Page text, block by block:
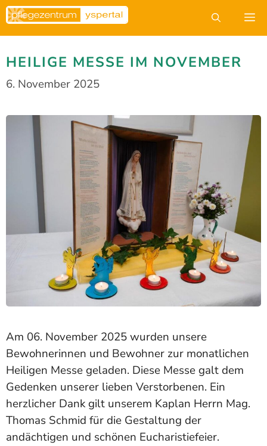
Zum
Inhalt
springen
HEILIGE MESSE IM NOVEMBER
6. November 2025
Am 06. November 2025 wurden unsere
Bewohnerinnen und Bewohner zur monatlichen
Heiligen Messe geladen. Diese Messe galt dem
Gedenken unserer lieben Verstorbenen. Ein
herzlicher Dank gilt unserem Kaplan Herrn Mag.
Thomas Schmid für die Gestaltung der
andächtigen und schönen Eucharistiefeier.